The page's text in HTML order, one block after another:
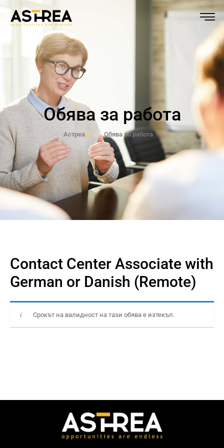
Обява за работа
Астреа Обява за работа
Contact Center Associate with
German or Danish (Remote)
Срокът на валидност на тази обява е изтекъл.